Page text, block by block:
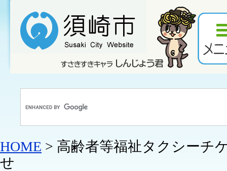
HOME > 高齢者等福祉タクシーチ
せ